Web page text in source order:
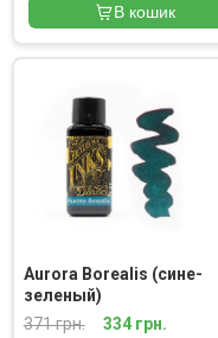
В кошик
Aurora Borealis (сине-
зеленый)
371 грн.
334 грн.